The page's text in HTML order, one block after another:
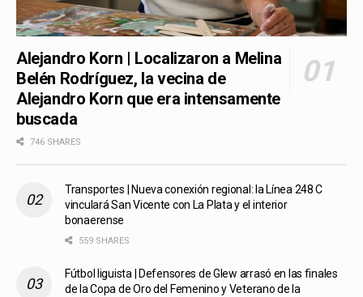
Alejandro Korn | Localizaron a Melina
Belén Rodríguez, la vecina de
Alejandro Korn que era intensamente
buscada
746 SHARES
Transportes | Nueva conexión regional: la Línea 248 C
vinculará San Vicente con La Plata y el interior
bonaerense
559 SHARES
Fútbol liguista | Defensores de Glew arrasó en las finales
de la Copa de Oro del Femenino y Veterano de la